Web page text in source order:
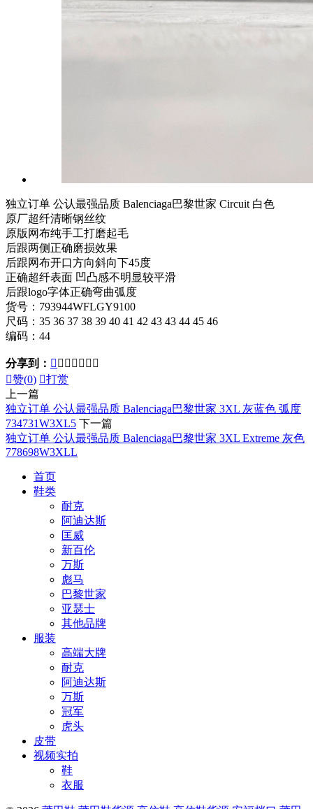
独立订单 公认最强品质 Balenciaga巴黎世家 Circuit 白色
原厂超纤清晰钢丝纹
原版网布纯手工打磨起毛
后跟两侧正确磨损效果
后跟网布开口方向斜向下45度
正确超纤表面 凹凸感不明显较平滑
后跟logo字体正确弯曲弧度
货号：793944WFLGY9100
尺码：35 36 37 38 39 40 41 42 43 43 44 45 46
编码：44
分享到：       
赞(0) 打赏
上一篇
独立订单 公认最强品质 Balenciaga巴黎世家 3XL 灰蓝色 弧度
734731W3XL5 下一篇
独立订单 公认最强品质 Balenciaga巴黎世家 3XL Extreme 灰色
778698W3XLL
首页
鞋类
耐克
阿迪达斯
匡威
新百伦
万斯
彪马
巴黎世家
亚瑟士
其他品牌
服装
高端大牌
耐克
阿迪达斯
万斯
冠军
虎头
皮带
视频实拍
鞋
衣服